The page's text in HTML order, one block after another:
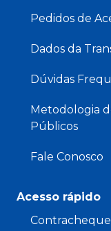
Pedidos de
Dados da
Dúvidas
Metodologia
Públicos
Fale Conosco
Acesso rápido